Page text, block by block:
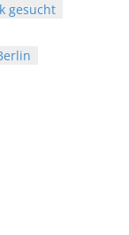
gesucht